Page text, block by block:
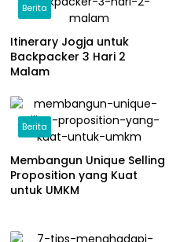
Berita
Itinerary Jogja untuk
Backpacker 3 Hari 2
Malam
Berita
Membangun Unique Selling
Proposition yang Kuat
untuk UMKM